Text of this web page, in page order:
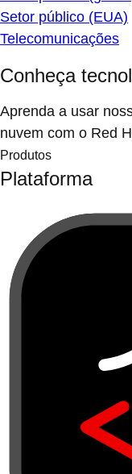
Setor público (EUA)
Telecomunicações
Conheça
Aprenda a usar
nuvem com o Red
Produtos
Plataforma